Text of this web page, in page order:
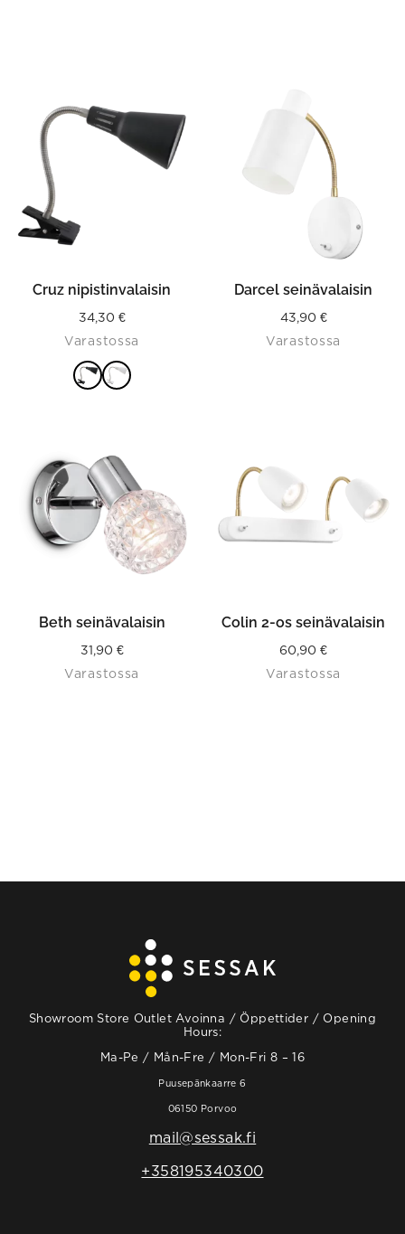
product
has
multiple
variants.
product
Cruz nipistinvalaisin
34,30 €
Varastossa
Darcel seinävalaisin
43,90 €
Varastossa
Beth seinävalaisin
31,90 €
Varastossa
Colin 2-os seinävalaisin
60,90 €
Varastossa
Showroom Store Outlet Avoinna / Öppettider / Opening
Hours:
Ma-Pe / Mån-Fre / Mon-Fri 8 – 16
Puusepänkaarre 6
06150 Porvoo
mail@sessak.fi
+358195340300